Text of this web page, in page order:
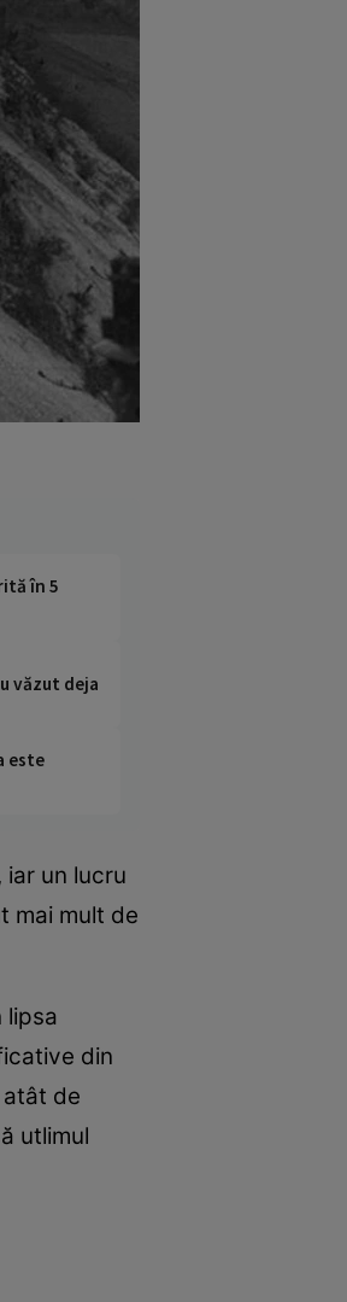
în 5
văzut deja
este
un lucru
mai mult de
lipsa
din
de
utlimul